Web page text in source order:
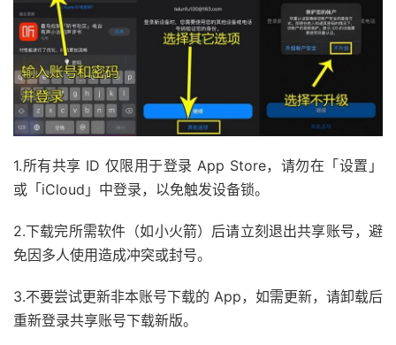
1.所有共享 ID 仅限用于登录 App Store，请勿在「设置」
或「iCloud」中登录，以免触发设备锁。
2.下载完所需软件（如小火箭）后请立刻退出共享账号，避
免因多人使用造成冲突或封号。
3.不要尝试更新非本账号下载的 App，如需更新，请卸载后
重新登录共享账号下载新版。